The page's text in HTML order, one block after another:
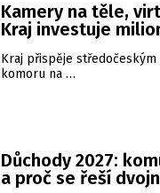
Kamery na těle,
Kraj investuje
Kraj přispěje
komoru na …
Důchody 2027:
a proč se řeší